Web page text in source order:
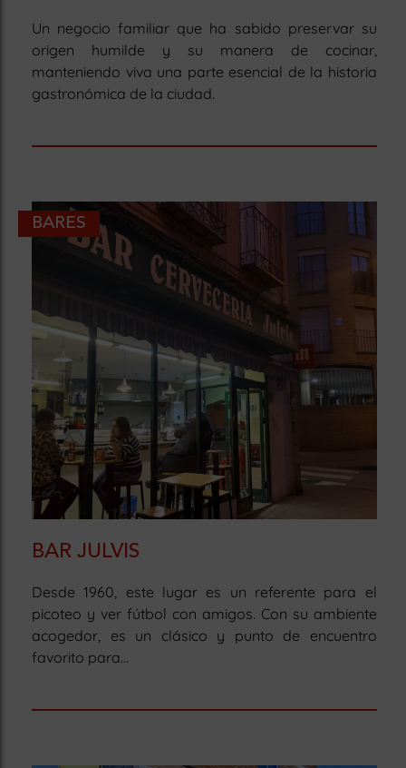
Un negocio familiar que ha sabido preservar su
origen humilde y su manera de cocinar,
manteniendo viva una parte esencial de la historia
gastronómica de la ciudad.
BARES
BAR JULVIS
Desde 1960, este lugar es un referente para el
picoteo y ver fútbol con amigos. Con su ambiente
acogedor, es un clásico y punto de encuentro
favorito para...